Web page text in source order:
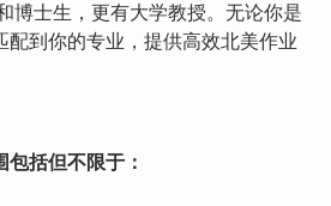
博士生，更有大学教授。无论你是
配到你的专业，提供高效北美作业
括但不限于：